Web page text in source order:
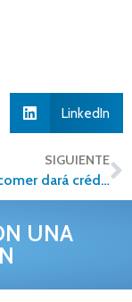
LinkedIn
SIGUIENTE
BBVA Bancomer dará crédito hipotecario a derechohabientes ISSSTELEON
UNA